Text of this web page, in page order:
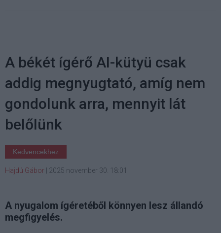
A békét ígérő AI-kütyü csak
addig megnyugtató, amíg nem
gondolunk arra, mennyit lát
belőlünk
Kedvencekhez
Hajdú Gábor 2025 november 30. 18:01
A nyugalom ígéretéből könnyen lesz állandó
megfigyelés.